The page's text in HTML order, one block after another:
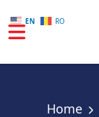
EN RO
Home